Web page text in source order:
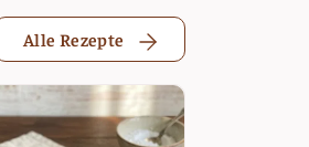
Alle Rezepte